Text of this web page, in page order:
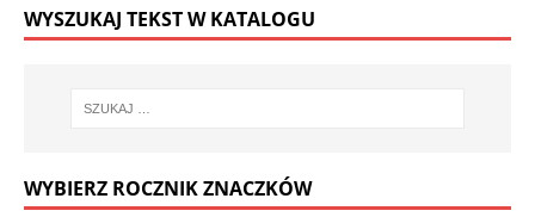
WYSZUKAJ TEKST W KATALOGU
WYBIERZ ROCZNIK ZNACZKÓW